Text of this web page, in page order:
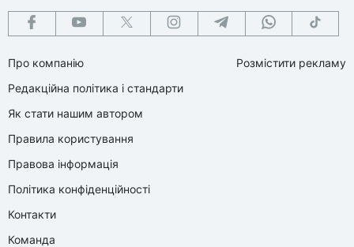
Про компанію
Редакційна політика і стандарти
Як стати нашим автором
Правила користування
Правова інформація
Політика конфіденційності
Контакти
Команда
Розмістити рекламу